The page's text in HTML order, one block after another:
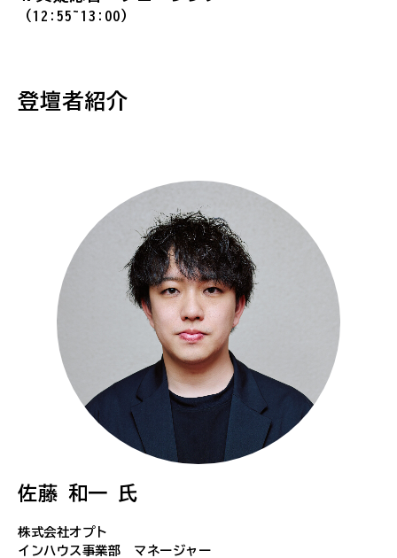
（12:55~13:00）
登壇者紹介
佐藤 和一 氏
株式会社オプト
インハウス事業部 マネージャー